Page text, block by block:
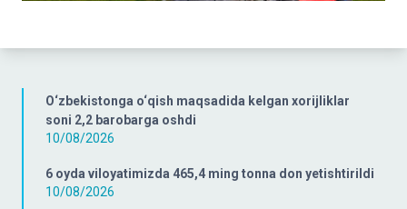
O‘zbekistonga o‘qish maqsadida kelgan xorijliklar
soni 2,2 barobarga oshdi
10/08/2026
6 oyda viloyatimizda 465,4 ming tonna don yetishtirildi
10/08/2026